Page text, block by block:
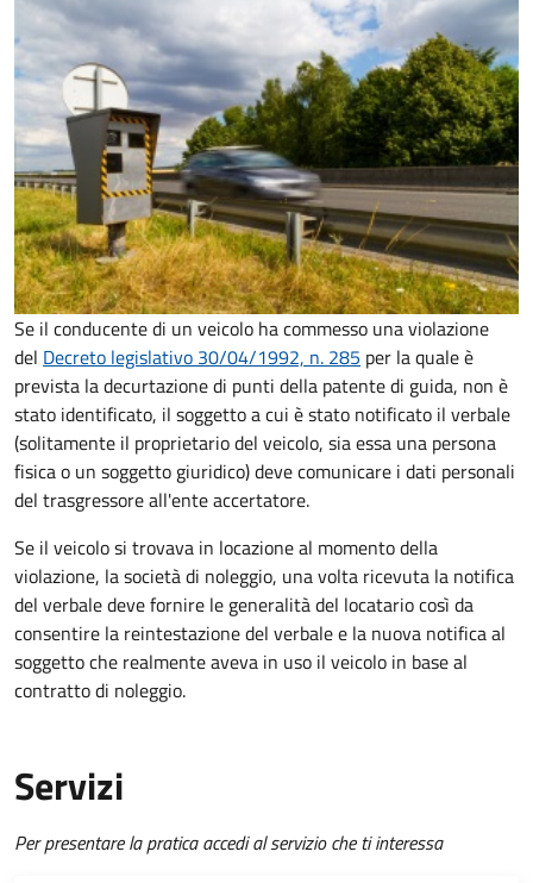
Se il conducente di un veicolo ha commesso una violazione
del Decreto legislativo 30/04/1992, n. 285 per la quale è
prevista la decurtazione di punti della patente di guida, non è
stato identificato, il soggetto a cui è stato notificato il verbale
(solitamente il proprietario del veicolo, sia essa una persona
fisica o un soggetto giuridico) deve comunicare i dati personali
del trasgressore all'ente accertatore.
Se il veicolo si trovava in locazione al momento della
violazione, la società di noleggio, una volta ricevuta la notifica
del verbale deve fornire le generalità del locatario così da
consentire la reintestazione del verbale e la nuova notifica al
soggetto che realmente aveva in uso il veicolo in base al
contratto di noleggio.
Servizi
Per presentare la pratica accedi al servizio che ti interessa